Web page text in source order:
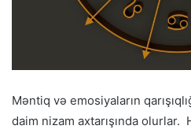
Məntiq və emosiyaların
daim nizam axtarışında olurlar.